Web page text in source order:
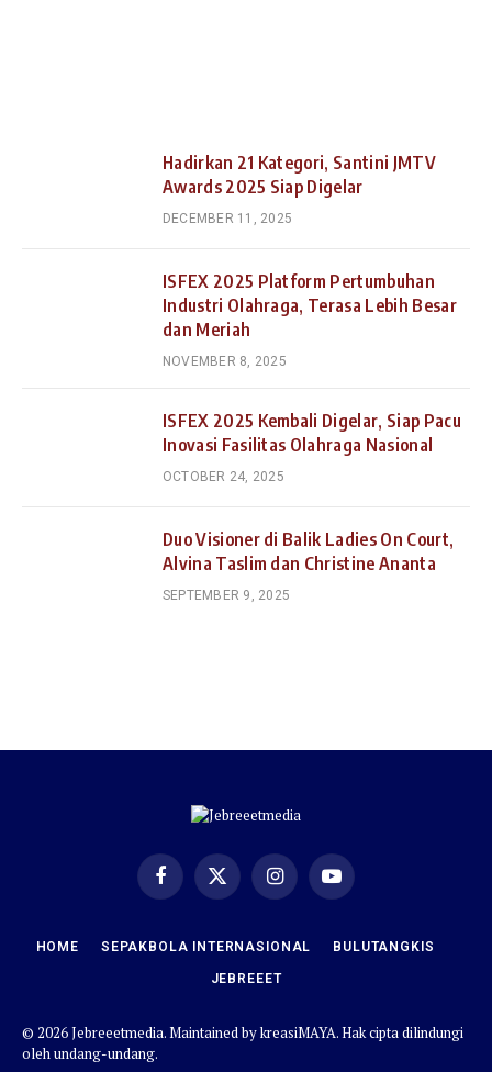
Hadirkan 21 Kategori, Santini JMTV
Awards 2025 Siap Digelar
DECEMBER 11, 2025
ISFEX 2025 Platform Pertumbuhan
Industri Olahraga, Terasa Lebih Besar
dan Meriah
NOVEMBER 8, 2025
ISFEX 2025 Kembali Digelar, Siap Pacu
Inovasi Fasilitas Olahraga Nasional
OCTOBER 24, 2025
Duo Visioner di Balik Ladies On Court,
Alvina Taslim dan Christine Ananta
SEPTEMBER 9, 2025
FacebookX
(Twitter)
InstagramYouTube
HOME SEPAKBOLA INTERNASIONAL BULUTANGKIS
JEBREEET
© 2026 Jebreeetmedia. Maintained bykreasiMAYA. Hak cipta dilindungi
oleh undang-undang.